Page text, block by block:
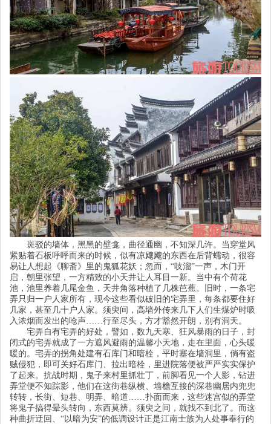
斑驳的墙体，黑黑的壁龛，曲径通幽，不知深几许。当穿堂风
紧贴着石板呼呼而来的时候，似有凉飕飕的东西在后背蠕动，很容
易让人想起《聊斋》里的鬼狐花妖；忽而， “吱溜”一声，木门开
启，朝里张望，一方精致的小天井让人耳目一新。当中有个荷花
池，池里养着几尾金鱼，天井角落种植了几株芭蕉。旧时，一条宅
弄只归一户人家所有，现今这些看似破旧的宅弄里，每条都要住好
几家，甚至几十户人家。须臾间，高墙外传来几下人们生煤炉时吸
入浓烟而发出的呛声
行至尽头，方才豁然开朗，别有洞天。
宅弄自有宅弄的好处，譬如，数九天寒、狂风暴雨的日子，封
闭式的宅弄就成了一方遮风避雨的温馨小天地，走在里面，心头暖
暖的。宅弄的拐角处建有石库门和暗栓，平时塞在墙洞里，倘有盗
贼侵犯，即可关好石库门、拉出暗栓，里进院落便被严严实实保护
了起来。抗战时期，鬼子来村里抓壮丁，前脚看见一个人影，钻进
弄堂便不知踪影，他们在这街巷纵横、墙檐互接的深巷幽居内兜兜
转转，长街、短巷、明弄、暗道
扑面而来，这些迷宫似的弄堂
将鬼子搞得晕头转向，东西莫辨。须臾之间，就找不到北了。而这
种曲折迂回、 “以暗为安”的低调设计正是江南士族为人处事奉行的